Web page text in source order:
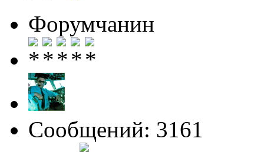
Форумчанин
Сообщений: 3161